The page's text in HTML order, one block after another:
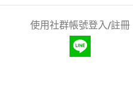
使用社群帳號登入/註冊